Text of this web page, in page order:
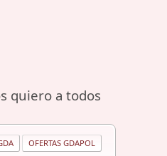
quiero a todos
OFERTAS GDAPOL